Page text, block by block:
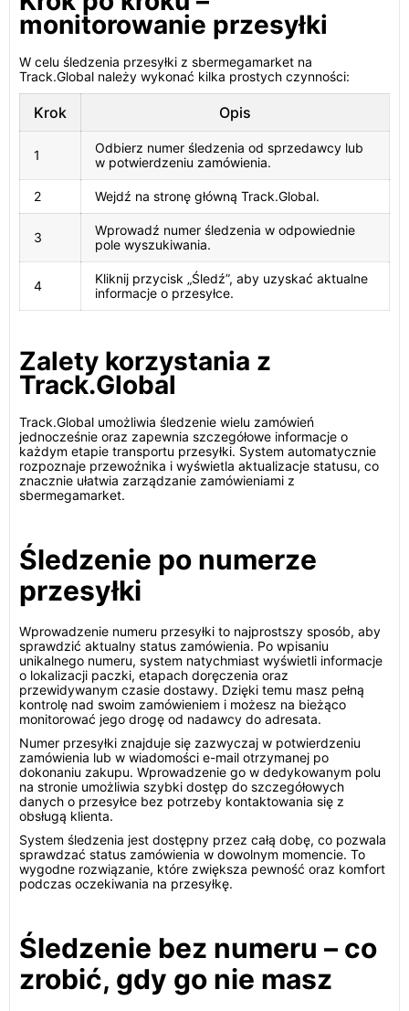
monitorowanie przesyłki
W celu śledzenia przesyłki z sbermegamarket na
Track.Global należy wykonać kilka prostych czynności:
Krok Opis
1
Odbierz numer śledzenia od sprzedawcy lub
w potwierdzeniu zamówienia.
2 Wejdź na stronę główną Track.Global.
3
Wprowadź numer śledzenia w odpowiednie
pole wyszukiwania.
4
Kliknij przycisk „Śledź”, aby uzyskać aktualne
informacje o przesyłce.
Zalety korzystania z
Track.Global
Track.Global umożliwia śledzenie wielu zamówień
jednocześnie oraz zapewnia szczegółowe informacje o
każdym etapie transportu przesyłki. System automatycznie
rozpoznaje przewoźnika i wyświetla aktualizacje statusu, co
znacznie ułatwia zarządzanie zamówieniami z
sbermegamarket.
Śledzenie po numerze
przesyłki
Wprowadzenie numeru przesyłki to najprostszy sposób, aby
sprawdzić aktualny status zamówienia. Po wpisaniu
unikalnego numeru, system natychmiast wyświetli informacje
o lokalizacji paczki, etapach doręczenia oraz
przewidywanym czasie dostawy. Dzięki temu masz pełną
kontrolę nad swoim zamówieniem i możesz na bieżąco
monitorować jego drogę od nadawcy do adresata.
Numer przesyłki znajduje się zazwyczaj w potwierdzeniu
zamówienia lub w wiadomości e-mail otrzymanej po
dokonaniu zakupu. Wprowadzenie go w dedykowanym polu
na stronie umożliwia szybki dostęp do szczegółowych
danych o przesyłce bez potrzeby kontaktowania się z
obsługą klienta.
System śledzenia jest dostępny przez całą dobę, co pozwala
sprawdzać status zamówienia w dowolnym momencie. To
wygodne rozwiązanie, które zwiększa pewność oraz komfort
podczas oczekiwania na przesyłkę.
Śledzenie bez numeru – co
zrobić, gdy go nie masz